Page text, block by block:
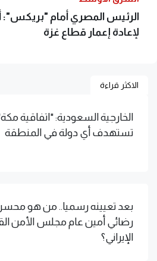
الرئيس المصري أمام "بريكس":
لإعادة إعمار قطاع غزة
الاكثر قراءة
الخارجية السعودية: "اتفاقية
تستهدف أي دولة في المنطقة
بعد تعيينه رسميا.. من هو
رضائي أمين عام مجلس الأمن
الإيراني؟